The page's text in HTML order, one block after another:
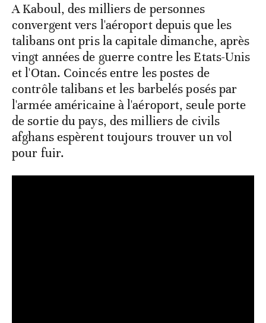
A Kaboul, des milliers de personnes
convergent vers l'aéroport depuis que les
talibans ont pris la capitale dimanche, après
vingt années de guerre contre les Etats-Unis
et l'Otan. Coincés entre les postes de
contrôle talibans et les barbelés posés par
l'armée américaine à l'aéroport, seule porte
de sortie du pays, des milliers de civils
afghans espèrent toujours trouver un vol
pour fuir.